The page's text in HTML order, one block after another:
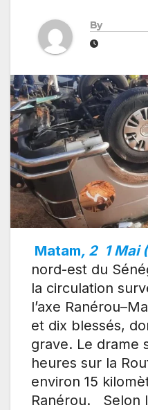
By
Matam, 2 1 Mai
nord-est du
la circulation
l’axe
et dix blessés,
grave. Le drame
heures sur la
environ 15
Ranérou. Selon